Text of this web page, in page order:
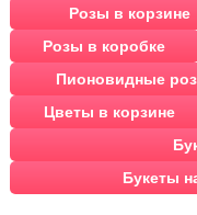
Розы в корзине
Розы в коробке
Пионовидные
Цветы в корзине
Букеты